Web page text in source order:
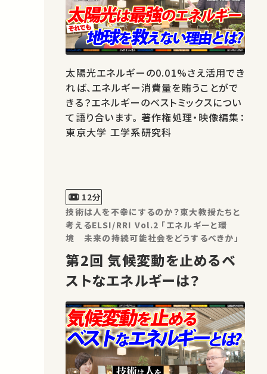
太陽光エネルギーの0.01%さえ活用でき
れば、エネルギー消費量を賄うことがで
きる？エネルギーのベストミックスについ
て語り合います。 著作権処理・映像編集：
東京大学 工学系研究科
12分
技術は人を不幸にするのか？東大教授たちと
考えるELSI/RRI Vol.2 「エネルギーと環
境 未来の持続可能社会をどうするべきか」
第2回 気候変動を止めるベ
ストなエネルギーは？